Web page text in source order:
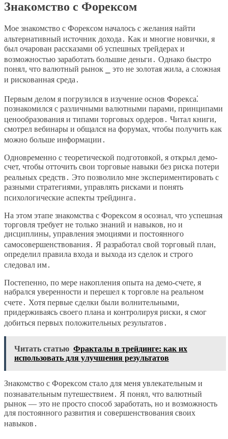
Знакомство с Форексом
Мое знакомство с Форексом началось с желания найти
альтернативный источник дохода․ Как и многие новички, я
был очарован рассказами об успешных трейдерах и
возможностью заработать большие деньги․ Однако быстро
понял, что валютный рынок ⎯ это не золотая жила, а сложная
и рискованная среда․
Первым делом я погрузился в изучение основ Форекса⁚
познакомился с различными валютными парами, принципами
ценообразования и типами торговых ордеров․ Читал книги,
смотрел вебинары и общался на форумах, чтобы получить как
можно больше информации․
Одновременно с теоретической подготовкой, я открыл демо-
счет, чтобы отточить свои торговые навыки без риска потери
реальных средств․ Это позволило мне экспериментировать с
разными стратегиями, управлять рисками и понять
психологические аспекты трейдинга․
На этом этапе знакомства с Форексом я осознал, что успешная
торговля требует не только знаний и навыков, но и
дисциплины, управления эмоциями и постоянного
самосовершенствования․ Я разработал свой торговый план,
определил правила входа и выхода из сделок и строго
следовал им․
Постепенно, по мере накопления опыта на демо-счете, я
набрался уверенности и перешел к торговле на реальном
счете․ Хотя первые сделки были волнительными,
придерживаясь своего плана и контролируя риски, я смог
добиться первых положительных результатов․
Читать статью Фракталы в трейдинге: как их
использовать для улучшения результатов
Знакомство с Форексом стало для меня увлекательным и
познавательным путешествием․ Я понял, что валютный
рынок ― это не просто способ заработать, но и возможность
для постоянного развития и совершенствования своих
навыков․